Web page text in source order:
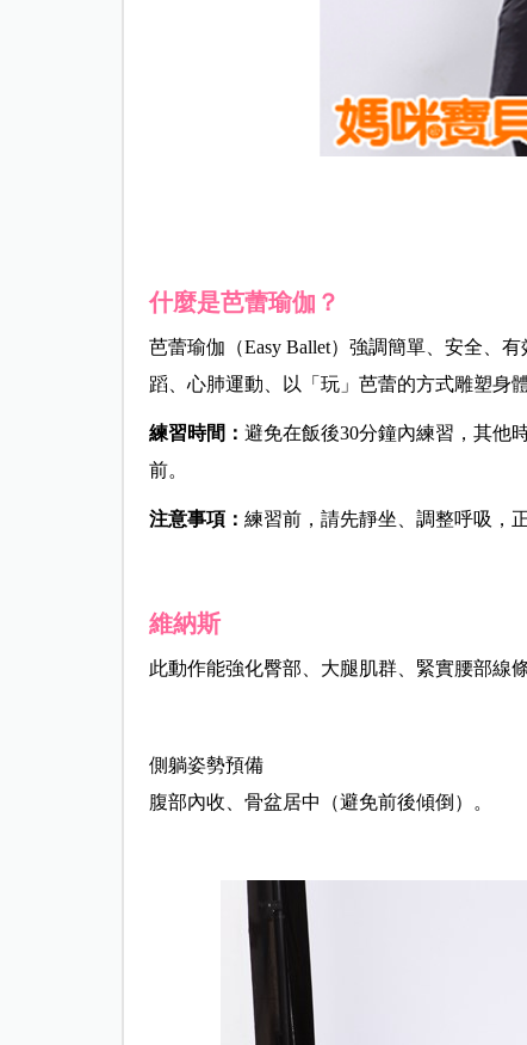
什麼是芭蕾瑜伽？
芭蕾瑜伽（Easy Ballet）強調簡單、安全、
蹈、心肺運動、以「玩」芭蕾的方式雕塑身
練習時間： 避免在飯後30分鐘內練習，其他
前。
注意事項： 練習前，請先靜坐、調整呼吸，
維納斯
此動作能強化臀部、大腿肌群、緊實腰部線
側躺姿勢預備
腹部內收、骨盆居中（避免前後傾倒）。